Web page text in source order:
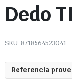
Dedo
SKU: 8718564523041
Referencia